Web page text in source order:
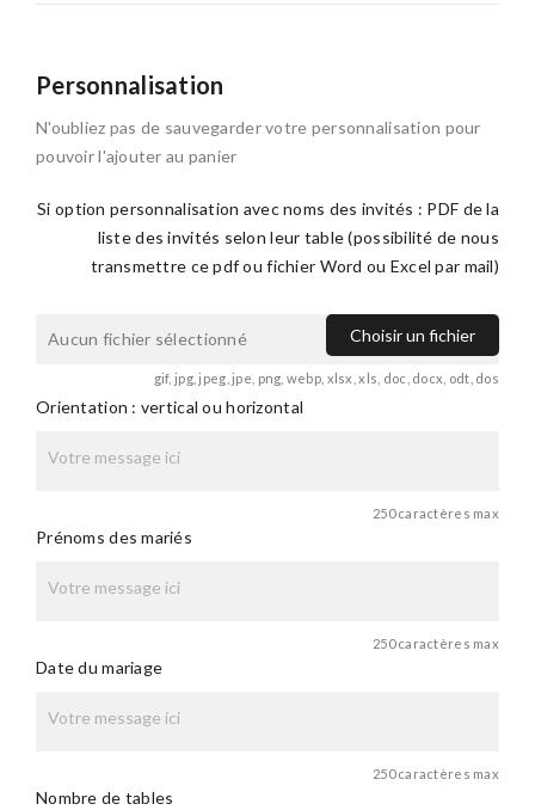
Personnalisation
N'oubliez pas de sauvegarder votre personnalisation pour
pouvoir l'ajouter au panier
Si option personnalisation avec noms des invités : PDF de la
liste des invités selon leur table (possibilité de nous
transmettre ce pdf ou fichier Word ou Excel par mail)
Aucun fichier sélectionné Choisir un fichier
gif, jpg, jpeg, jpe, png, webp, xlsx, xls, doc, docx, odt, dos
Orientation : vertical ou horizontal
250 caractères max
Prénoms des mariés
250 caractères max
Date du mariage
250 caractères max
Nombre de tables